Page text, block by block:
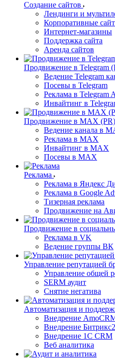
Создание сайтов
Лендинги и
Корпоративные
Интернет-магазины
Поддержка сайта
Аренда сайтов
Продвижение в Telegram
Ведение Telegram
Посевы в Telegram
Реклама в Telegram
Инвайтинг в
Продвижение в MAX (PR)
Ведение канала в
Реклама в MAX
Инвайтинг в MAX
Посевы в MAX
Реклама
Реклама в Яндекс
Реклама в Google
Тизерная реклама
Продвижение на
Продвижение в
Реклама в VK
Ведение группы ВК
Управление репутацией
Управление общей
SERM аудит
Снятие негатива
Автоматизация и
Внедрение
Внедрение
Внедрение 1C CRM
Веб аналитика